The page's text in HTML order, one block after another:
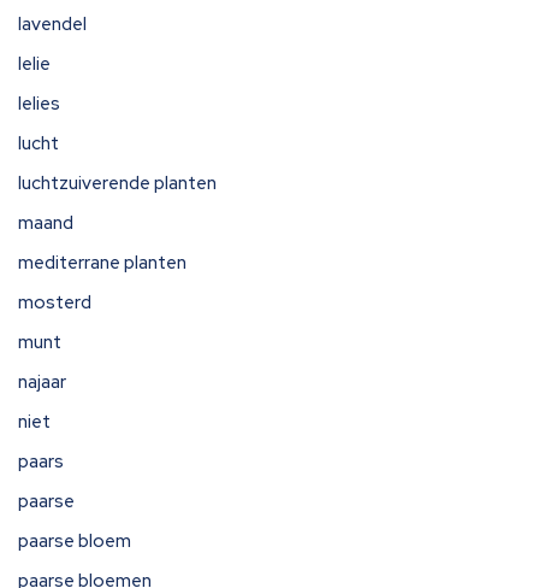
lavendel
lelie
lelies
lucht
luchtzuiverende planten
maand
mediterrane planten
mosterd
munt
najaar
niet
paars
paarse
paarse bloem
paarse bloemen